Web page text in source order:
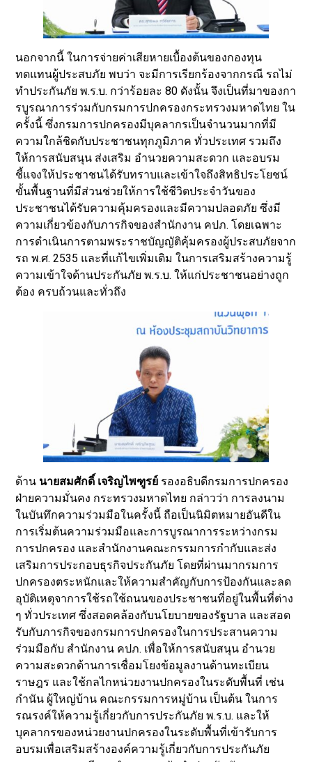
นอกจากนี้ ในการจ่ายค่าเสียหายเบื้องต้นของกองทุน
ทดแทนผู้ประสบภัย พบว่า จะมีการเรียกร้องจากกรณี รถไม่
ทำประกันภัย พ.ร.บ. กว่าร้อยละ 80 ดังนั้น จึงเป็นที่มาของกา
รบูรณาการร่วมกับกรมการปกครองกระทรวงมหาดไทย ใน
ครั้งนี้ ซึ่งกรมการปกครองมีบุคลากรเป็นจำนวนมากที่มี
ความใกล้ชิดกับประชาชนทุกภูมิภาค ทั่วประเทศ รวมถึง
ให้การสนับสนุน ส่งเสริม อำนวยความสะดวก และอบรม
ชี้แจงให้ประชาชนได้รับทราบและเข้าใจถึงสิทธิประโยชน์
ขั้นพื้นฐานที่มีส่วนช่วยให้การใช้ชีวิตประจำวันของ
ประชาชนได้รับความคุ้มครองและมีความปลอดภัย ซึ่งมี
ความเกี่ยวข้องกับภารกิจของสำนักงาน คปภ. โดยเฉพาะ
การดำเนินการตามพระราชบัญญัติคุ้มครองผู้ประสบภัยจาก
รถ พ.ศ. 2535 และที่แก้ไขเพิ่มเติม ในการเสริมสร้างความรู้
ความเข้าใจด้านประกันภัย พ.ร.บ. ให้แก่ประชาชนอย่างถูก
ต้อง ครบถ้วนและทั่วถึง
ด้าน นายสมศักดิ์ เจริญไพฑูรย์ รองอธิบดีกรมการปกครอง
ฝ่ายความมั่นคง กระทรวงมหาดไทย กล่าวว่า การลงนาม
ในบันทึกความร่วมมือในครั้งนี้ ถือเป็นนิมิตหมายอันดีใน
การเริ่มต้นความร่วมมือและการบูรณาการระหว่างกรม
การปกครอง และสำนักงานคณะกรรมการกำกับและส่ง
เสริมการประกอบธุรกิจประกันภัย โดยที่ผ่านมากรมการ
ปกครองตระหนักและให้ความสำคัญกับการป้องกันและลด
อุบัติเหตุจาการใช้รถใช้ถนนของประชาชนที่อยู่ในพื้นที่ต่าง
ๆ ทั่วประเทศ ซึ่งสอดคล้องกับนโยบายของรัฐบาล และสอด
รับกับภารกิจของกรมการปกครองในการประสานความ
ร่วมมือกับ สำนักงาน คปภ. เพื่อให้การสนับสนุน อำนวย
ความสะดวกด้านการเชื่อมโยงข้อมูลงานด้านทะเบียน
ราษฎร และใช้กลไกหน่วยงานปกครองในระดับพื้นที่ เช่น
กำนัน ผู้ใหญ่บ้าน คณะกรรมการหมู่บ้าน เป็นต้น ในการ
รณรงค์ให้ความรู้เกี่ยวกับการประกันภัย พ.ร.บ. และให้
บุคลากรของหน่วยงานปกครองในระดับพื้นที่เข้ารับการ
อบรมเพื่อเสริมสร้างองค์ความรู้เกี่ยวกับการประกันภัย